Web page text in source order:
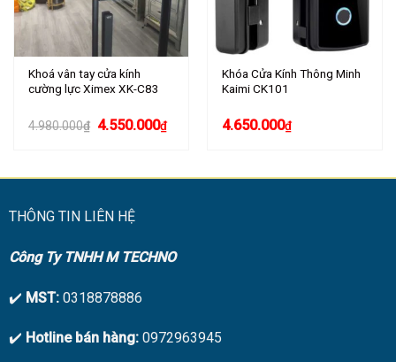
Khoá vân tay cửa kính
cường lực Ximex XK-C83
4.980.000₫ Giá
4.550.000₫Giá
hiện
4.550.000₫.
Khóa Cửa Kính Thông Minh
Kaimi CK101
4.650.000₫
THÔNG TIN LIÊN HỆ
Công Ty TNHH M TECHNO
✔️ MST:0318878886
✔️ Hotline bán hàng:0972963945